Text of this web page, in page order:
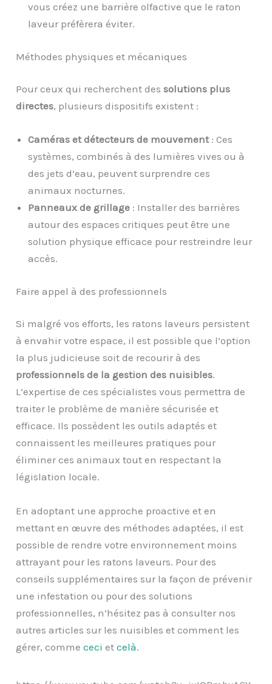
vous créez une barrière olfactive que le raton
laveur préfèrera éviter.
Méthodes physiques et mécaniques
Pour ceux qui recherchent dessolutions plus
directes, plusieurs dispositifs existent :
Caméras et détecteurs de mouvement: Ces
systèmes, combinés à des lumières vives ou à
des jets d’eau, peuvent surprendre ces
animaux nocturnes.
Panneaux de grillage : Installer des barrières
autour des espaces critiques peut être une
solution physique efficace pour restreindre leur
accès.
Faire appel à des professionnels
Si malgré vos efforts, les ratons laveurs persistent
à envahir votre espace, il est possible que l’option
la plus judicieuse soit de recourir à des
professionnels de la gestion des nuisibles.
L’expertise de ces spécialistes vous permettra de
traiter le problème de manière sécurisée et
efficace. Ils possèdent les outils adaptés et
connaissent les meilleures pratiques pour
éliminer ces animaux tout en respectant la
législation locale.
En adoptant une approche proactive et en
mettant en œuvre des méthodes adaptées, il est
possible de rendre votre environnement moins
attrayant pour les ratons laveurs. Pour des
conseils supplémentaires sur la façon de prévenir
une infestation ou pour des solutions
professionnelles, n’hésitez pas à consulter nos
autres articles sur les nuisibles et comment les
gérer, commececi etcelà.